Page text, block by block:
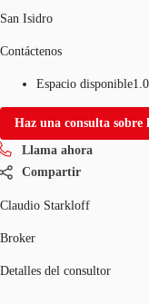
San Isidro
Contáctenos
Espacio disponible
Haz una consulta sobre
Llama ahora
Compartir
Claudio Starkloff
Broker
Detalles del consultor